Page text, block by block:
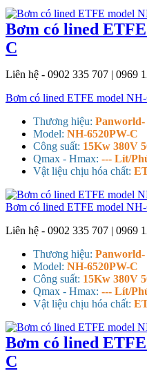
Bơm có lined
C
Liên hệ - 0902 335 707 | 0969
Bơm có lined ETFE model
Thương hiệu: Panworld-
Model: NH-6520PW-C
Công suất: 15Kw 380V
Qmax - Hmax: --- Lít/
Vật liệu chịu hóa chất:
Bơm có lined ETFE model
Liên hệ - 0902 335 707 | 0969
Thương hiệu: Panworld-
Model: NH-6520PW-C
Công suất: 15Kw 380V
Qmax - Hmax: --- Lít/
Vật liệu chịu hóa chất:
Bơm có lined
C